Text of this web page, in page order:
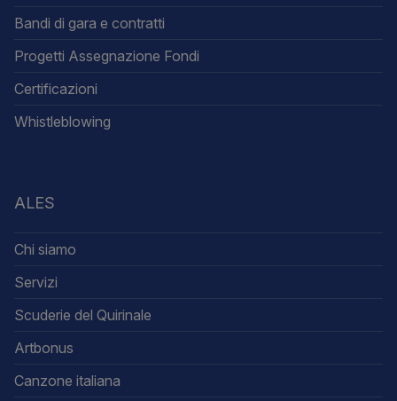
Bandi di gara e contratti
Progetti Assegnazione Fondi
Certificazioni
Whistleblowing
ALES
Chi siamo
Servizi
Scuderie del Quirinale
Artbonus
Canzone italiana